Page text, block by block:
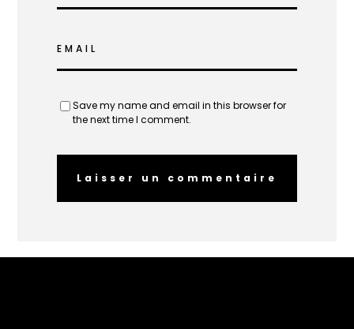
EMAIL
Save my name and email in this browser for
the next time I comment.